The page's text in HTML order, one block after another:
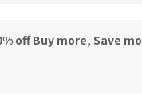
off Buy more, Save